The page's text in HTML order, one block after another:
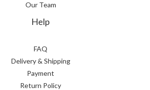
Our Team
Help
FAQ
Delivery & Shipping
Payment
Return Policy